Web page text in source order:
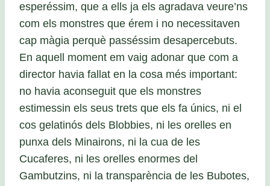
esperéssim, que a ells ja els agradava veure’ns
com els monstres que érem i no necessitaven
cap màgia perquè passéssim desapercebuts.
En aquell moment em vaig adonar que com a
director havia fallat en la cosa més important:
no havia aconseguit que els monstres
estimessin els seus trets que els fa únics, ni el
cos gelatinós dels Blobbies, ni les orelles en
punxa dels Minairons, ni la cua de les
Cucaferes, ni les orelles enormes del
Gambutzins, ni la transparència de les Bubotes,